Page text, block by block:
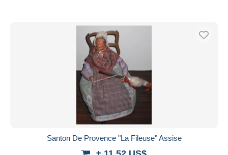
Santon De Provence "La Fileuse" Assise